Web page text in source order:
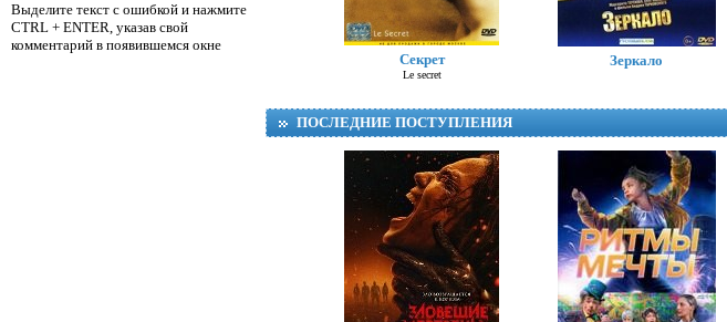
Секрет
Le secret
Зеркало
ПОСЛЕДНИЕ ПОСТУПЛЕНИЯ
Выделите текст с ошибкой и нажмите
CTRL + ENTER, указав свой
комментарий в появившемся окне